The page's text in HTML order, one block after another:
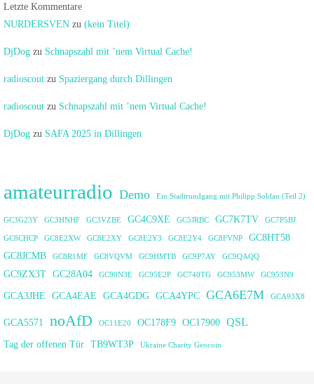
Letzte Kommentare
NURDERSVEN zu (kein Titel)
DjDog zu Schnapszahl mit ’nem Virtual Cache!
radioscout zu Spaziergang durch Dillingen
radioscout zu Schnapszahl mit ’nem Virtual Cache!
DjDog zu SAFA 2025 in Dillingen
amateurradio Demo Ein Stadtrundgang mit Philipp Soldan (Teil 2)
GC3G23Y GC3HNHF GC3VZBE GC4C9XE GC5JRBC GC7K7TV GC7P5BJ
GC8CHCP GC8E2XW GC8E2XY GC8E2Y3 GC8E2Y4 GC8FVNP
GC8HT58
GC8JCMB
GC8R1MF GC8VQVM GC9HMTB GC9P7AY GC9QAQQ
GC9ZX3T GC28A04 GC90N3E GC95E2P GC740TG GC953MW GC953N9
GCA3JHE GCA4EAE GCA4GDG GCA4YPC GCA6E7M GCA93X8
GCA5571 noAfD OC11E20 OC178F9 OC17900 QSL
Tag der offenen Tür TB9WT3P Ukraine Charity Geocoin